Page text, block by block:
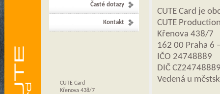
Časté dotazy
Kontakt
CUTE Card
Křenova 438/7
CUTE Card je
CUTE
Křenova 438/7
162 00 Praha 6
IČO 24748889
DIČ
Vedená u